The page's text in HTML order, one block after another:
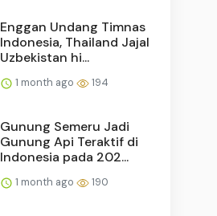
Enggan Undang Timnas
Indonesia, Thailand Jajal
Uzbekistan hi...
1 month ago 194
Gunung Semeru Jadi
Gunung Api Teraktif di
Indonesia pada 202...
1 month ago 190